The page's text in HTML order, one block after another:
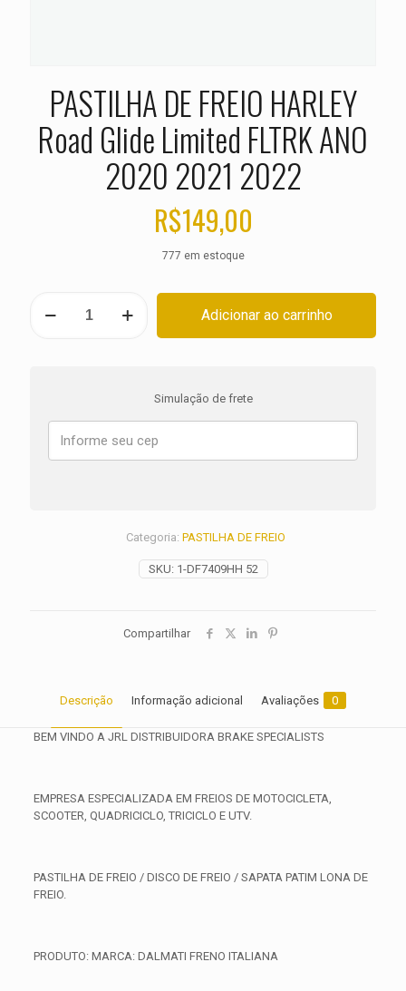
PASTILHA DE FREIO HARLEY
Road Glide Limited FLTRK ANO
2020 2021 2022
R$149,00
777 em estoque
FLTRK
2020
Adicionar ao carrinho
Simulação de frete
SKU: 1-DF7409HH 52
Categoria: PASTILHA DE FREIO
Compartilhar
Descrição Informação adicional Avaliações 0
BEM VINDO A JRL DISTRIBUIDORA BRAKE SPECIALISTS
EMPRESA ESPECIALIZADA EM FREIOS DE MOTOCICLETA,
SCOOTER, QUADRICICLO, TRICICLO E UTV.
PASTILHA DE FREIO / DISCO DE FREIO / SAPATA PATIM LONA DE
FREIO.
PRODUTO: MARCA: DALMATI FRENO ITALIANA